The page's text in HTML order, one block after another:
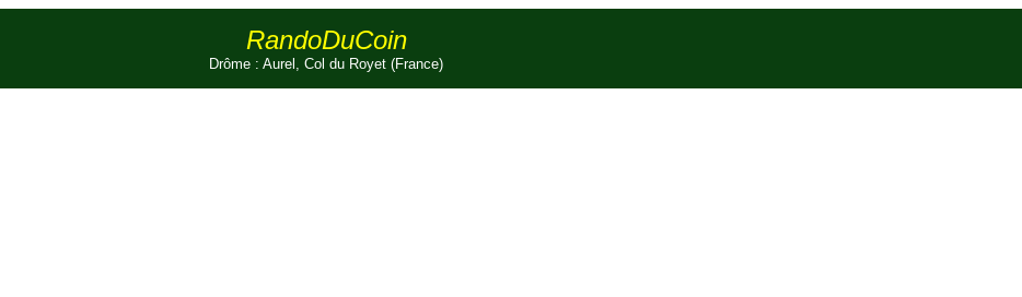
RandoDuCoin
Drôme : Aurel, Col du Royet (France)